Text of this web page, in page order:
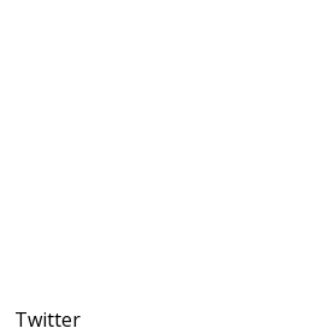
Twitter